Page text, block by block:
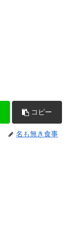
コピー
名も無き食事